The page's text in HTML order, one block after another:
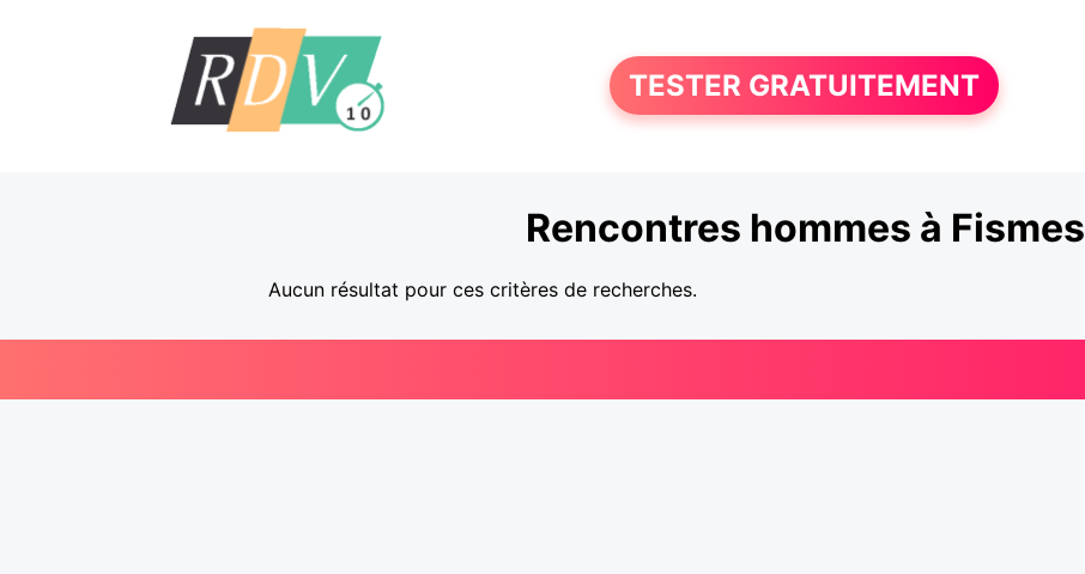
TESTER GRATUITEMENT
Rencontres hommes à Fismes
Aucun résultat pour ces critères de recherches.